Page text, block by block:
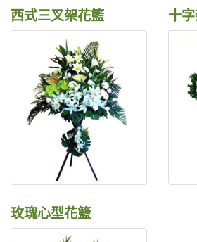
西式三叉架花籃 十
玫瑰心型花籃